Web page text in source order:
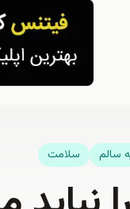
سالم سلامت